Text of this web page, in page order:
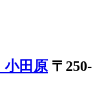
〒250-